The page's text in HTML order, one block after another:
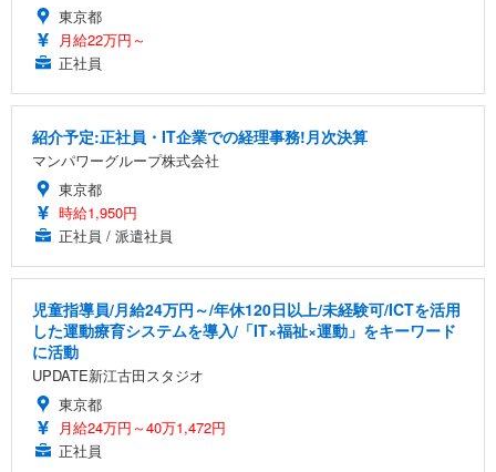
東京都
月給22万円～
正社員
紹介予定:正社員・IT企業での経理事務!月次決算
マンパワーグループ株式会社
東京都
時給1,950円
正社員 / 派遣社員
児童指導員/月給24万円～/年休120日以上/未経験可/ICTを活用
した運動療育システムを導入/「IT×福祉×運動」をキーワード
に活動
UPDATE新江古田スタジオ
東京都
月給24万円～40万1,472円
正社員